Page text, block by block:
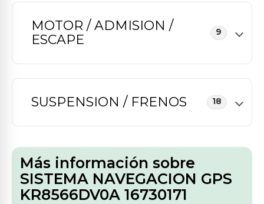
MOTOR / ADMISION /
ESCAPE
9
SUSPENSION / FRENOS 18
Más información sobre
SISTEMA NAVEGACION GPS
KR8566DV0A 16730171